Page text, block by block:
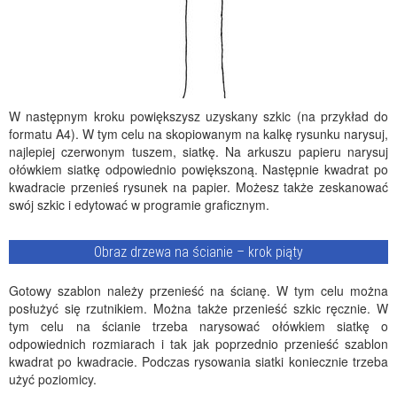
W następnym kroku powiększysz uzyskany szkic (na przykład do
formatu A4). W tym celu na skopiowanym na kalkę rysunku narysuj,
najlepiej czerwonym tuszem, siatkę. Na arkuszu papieru narysuj
ołówkiem siatkę odpowiednio powiększoną. Następnie kwadrat po
kwadracie przenieś rysunek na papier. Możesz także zeskanować
swój szkic i edytować w programie graficznym.
Obraz drzewa na ścianie – krok piąty
Gotowy szablon należy przenieść na ścianę. W tym celu można
posłużyć się rzutnikiem. Można także przenieść szkic ręcznie. W
tym celu na ścianie trzeba narysować ołówkiem siatkę o
odpowiednich rozmiarach i tak jak poprzednio przenieść szablon
kwadrat po kwadracie. Podczas rysowania siatki koniecznie trzeba
użyć poziomicy.